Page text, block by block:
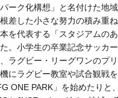
ーク化構想」と名付けた地
差した小さな努力の積み重
を代表する「スタジアムの
。小学生の卒業記念サッカ
ラグビー・リーグワンのプ
にラグビー教室や試合観戦
ONE PARK」を始めたりと